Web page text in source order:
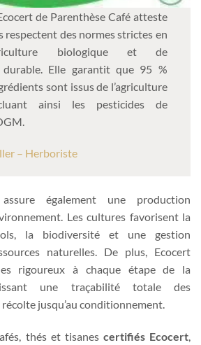
de Parenthèse Café atteste
respectent des normes strictes en
biologique et de
durable. Elle garantit que 95 %
sont issus de l’agriculture
ainsi les pesticides de
– Herboriste
également une production
Les cultures favorisent la
la biodiversité et une gestion
naturelles. De plus, Ecocert
rigoureux à chaque étape de la
une traçabilité totale des
jusqu’au conditionnement.
thés et tisanes certifiés Ecocert,